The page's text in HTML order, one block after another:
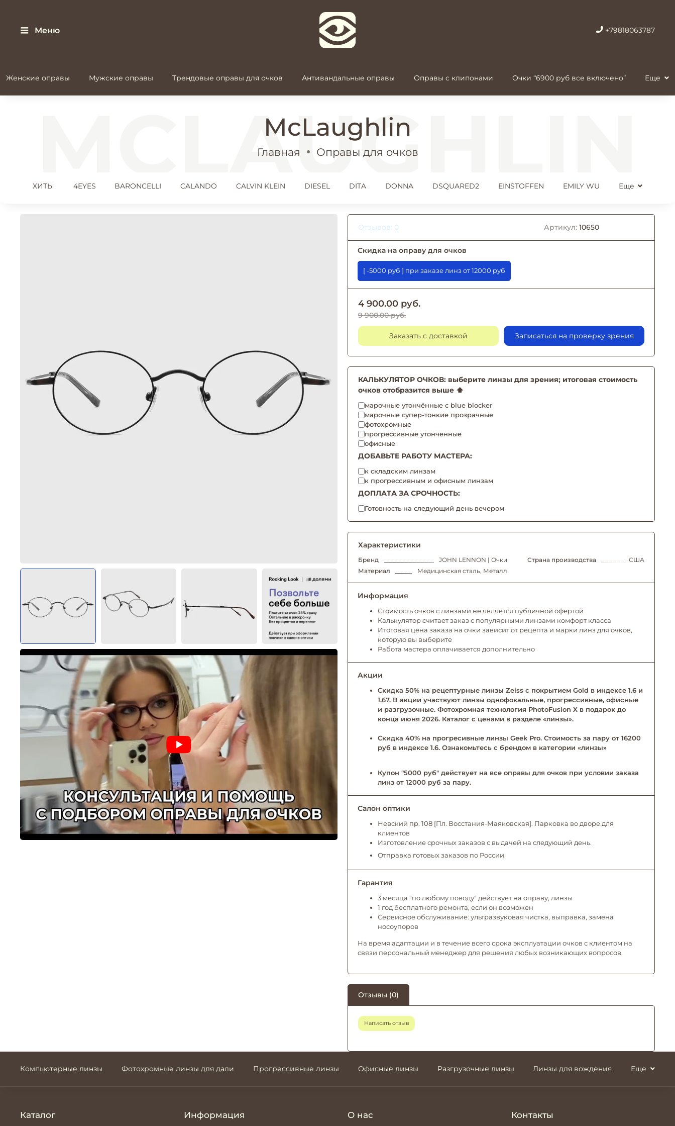
Меню +79818063787
Женские оправы Мужские оправы Трендовые оправы для очков Антивандальные оправы Оправы с клипонами Очки “6900 руб все включено” Еще
McLaughlin
Главная Оправы для очков
ХИТЫ 4EYES BARONCELLI CALANDO CALVIN KLEIN DIESEL DITA DONNA DSQUARED2 EINSTOFFEN EMILY WU Еще
Отзывов: 0 Артикул: 10650
Скидка на оправу для очков
[ -5000 руб ] при заказе линз от 12000 руб
4 900.00 руб.
9 900.00 руб.
Заказать с доставкой Записаться на проверку зрения
КАЛЬКУЛЯТОР ОЧКОВ: выберите линзы для зрения; итоговая стоимость
очков отобразится выше ⬆️
марочные утончённые с blue blocker
марочные супер-тонкие прозрачные
фотохромные
прогрессивные утонченные
офисные
ДОБАВЬТЕ РАБОТУ МАСТЕРА:
к складским линзам
к прогрессивным и офисным линзам
ДОПЛАТА ЗА СРОЧНОСТЬ:
Готовность на следующий день вечером
Характеристики
Бренд JOHN LENNON | Очки Страна производства
США
Материал
Медицинская сталь, Металл
Информация
Стоимость очков с линзами не является публичной офертой
Калькулятор считает заказ с популярными линзами комфорт класса
Итоговая цена заказа на очки зависит от рецепта и марки линз для очков,
которую вы выберите
Работа мастера оплачивается дополнительно
Акции
Скидка 50% на рецептурные линзы Zeiss с покрытием Gold в индексе 1.6 и
1.67. В акции участвуют линзы однофокальные, прогрессивные, офисные
и разгрузочные. Фотохромная технология PhotoFusion X в подарок до
конца июня 2026. Каталог с ценами в разделе «линзы».
Скидка 40% на прогресивные линзы Geek Pro. Стоимость за пару от 16200
руб в индексе 1.6. Ознакомьтесь с брендом в категории «линзы»
Купон "5000 руб" действует на все оправы для очков при условии заказа
линз от 12000 руб за пару.
Салон оптики
Невский пр. 108 [Пл. Восстания-Маяковская]. Парковка во дворе для
клиентов
Изготовление срочных заказов с выдачей на следующий день.
Отправка готовых заказов по России.
Гарантия
3 месяца "по любому поводу" действует на оправу, линзы
1 год бесплатного ремонта, если он возможен
Сервисное обслуживание: ультразвуковая чистка, выправка, замена
носоупоров
На время адаптации и в течение всего срока эксплуатации очков с клиентом на
связи персональный менеджер для решения любых возникающих вопросов.
Отзывы (0)
Написать отзыв
Компьютерные линзы Фотохромные линзы для дали Прогрессивные линзы Офисные линзы Разгрузочные линзы Линзы для вождения Еще
Каталог Информация О нас Контакты